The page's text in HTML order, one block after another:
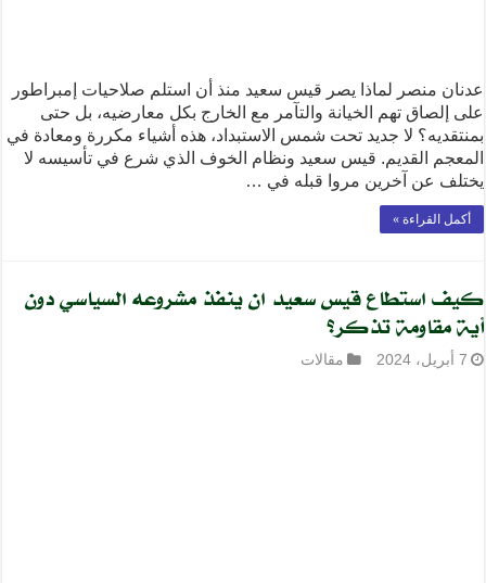
عدنان منصر لماذا يصر قيس سعيد منذ أن استلم صلاحيات إمبراطور
على إلصاق تهم الخيانة والتآمر مع الخارج بكل معارضيه، بل حتى
بمنتقديه؟ لا جديد تحت شمس الاستبداد، هذه أشياء مكررة ومعادة في
المعجم القديم. قيس سعيد ونظام الخوف الذي شرع في تأسيسه لا
يختلف عن آخرين مروا قبله في …
أكمل القراءة »
كيف استطاع قيس سعيد ان ينفذ مشروعه السياسي دون
أية مقاومة تذكر؟
7 أبريل، 2024 مقالات